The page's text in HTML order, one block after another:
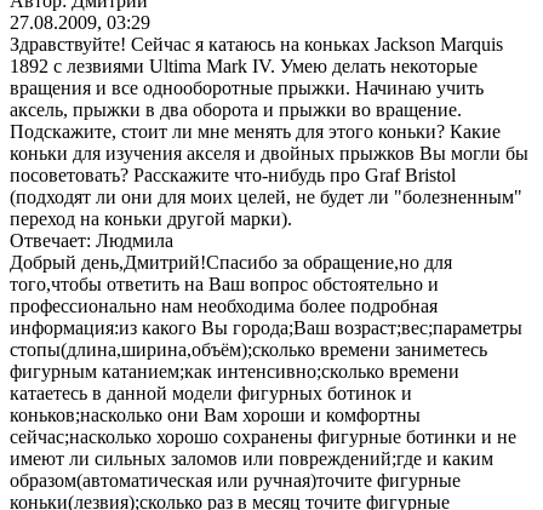
27.08.2009, 03:29
Здравствуйте! Сейчас я катаюсь на коньках Jackson Marquis
1892 c лезвиями Ultima Mark IV. Умею делать некоторые
вращения и все однооборотные прыжки. Начинаю учить
аксель, прыжки в два оборота и прыжки во вращение.
Подскажите, стоит ли мне менять для этого коньки? Какие
коньки для изучения акселя и двойных прыжков Вы могли бы
посоветовать? Расскажите что-нибудь про Graf Bristol
(подходят ли они для моих целей, не будет ли "болезненным"
переход на коньки другой марки).
Отвечает: Людмила
Добрый день,Дмитрий!Спасибо за обращение,но для
того,чтобы ответить на Ваш вопрос обстоятельно и
профессионально нам необходима более подробная
информация:из какого Вы города;Ваш возраст;вес;параметры
стопы(длина,ширина,объём);сколько времени заниметесь
фигурным катанием;как интенсивно;сколько времени
катаетесь в данной модели фигурных ботинок и
коньков;насколько они Вам хороши и комфортны
сейчас;насколько хорошо сохранены фигурные ботинки и не
имеют ли сильных заломов или повреждений;где и каким
образом(автоматическая или ручная)точите фигурные
коньки(лезвия);сколько раз в месяц точите фигурные